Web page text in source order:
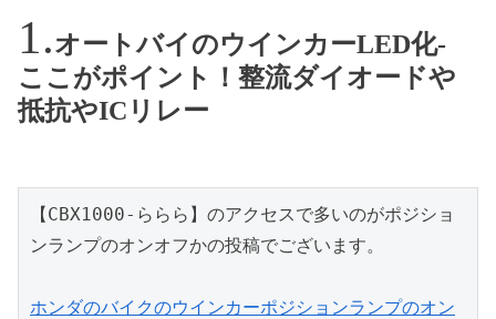
オートバイのウインカーLED化-
ここがポイント！整流ダイオードや
抵抗やICリレー
【CBX1000-ららら】のアクセスで多いのがポジショ
ンランプのオンオフかの投稿でございます。
ホンダのバイクのウインカーポジションランプのオン